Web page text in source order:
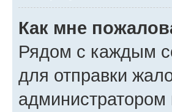
Как мне
Рядом с каждым
для отправки